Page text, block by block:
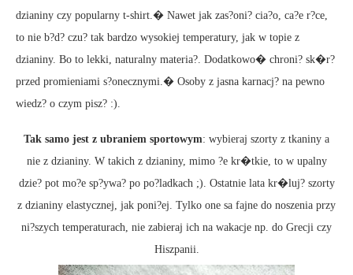
dzianiny czy popularny t-shirt.� Nawet jak zas?oni? cia?o, ca?e r?ce,
to nie b?d? czu? tak bardzo wysokiej temperatury, jak w topie z
dzianiny. Bo to lekki, naturalny materia?. Dodatkowo� chroni? sk�r?
przed promieniami s?onecznymi.� Osoby z jasna karnacj? na pewno
wiedz? o czym pisz? :).
Tak samo jest z ubraniem sportowym: wybieraj szorty z tkaniny a
nie z dzianiny. W takich z dzianiny, mimo ?e kr�tkie, to w upalny
dzie? pot mo?e sp?ywa? po po?ladkach ;). Ostatnie lata kr�luj? szorty
z dzianiny elastycznej, jak poni?ej. Tylko one sa fajne do noszenia przy
ni?szych temperaturach, nie zabieraj ich na wakacje np. do Grecji czy
Hiszpanii.